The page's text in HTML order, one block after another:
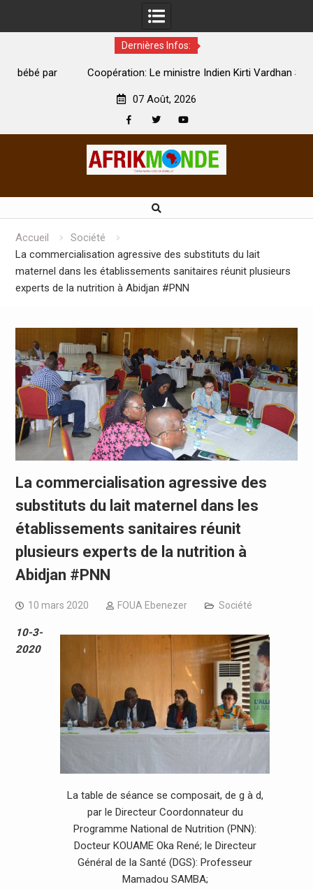
Dernières Infos:
Coopération: Le ministre Indien Kirti Vardhan Singh à
07 Août, 2026
Accueil
Société
La commercialisation agressive des substituts du lait
maternel dans les établissements sanitaires réunit plusieurs
experts de la nutrition à Abidjan #PNN
La commercialisation agressive des
substituts du lait maternel dans les
établissements sanitaires réunit
plusieurs experts de la nutrition à
Abidjan #PNN
10 mars 2020 FOUA Ebenezer Société
La table de séance se composait, de g à d,
par le Directeur Coordonnateur du
Programme National de Nutrition (PNN):
Docteur KOUAME Oka René; le Directeur
Général de la Santé (DGS): Professeur
Mamadou SAMBA;
10-3-
2020